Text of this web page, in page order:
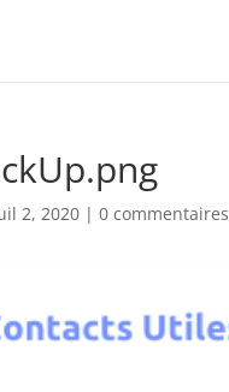
2, 2020 |0 commentaires